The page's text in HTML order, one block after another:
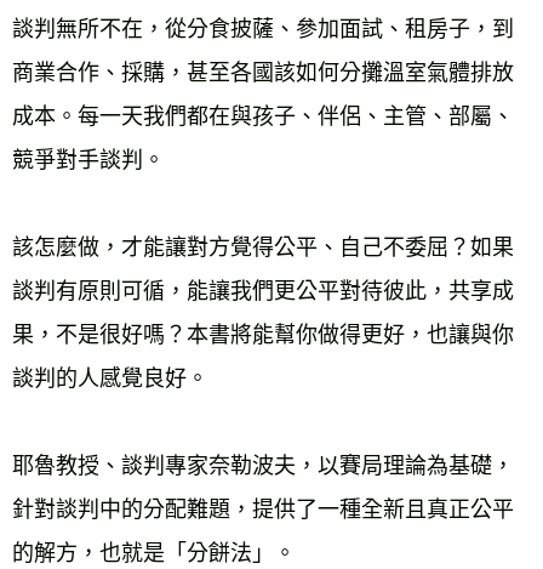
談判無所不在，從分食披薩、參加面試、租房子，到
商業合作、採購，甚至各國該如何分攤溫室氣體排放
成本。每一天我們都在與孩子、伴侶、主管、部屬、
競爭對手談判。
該怎麼做，才能讓對方覺得公平、自己不委屈？如果
談判有原則可循，能讓我們更公平對待彼此，共享成
果，不是很好嗎？本書將能幫你做得更好，也讓與你
談判的人感覺良好。
耶魯教授、談判專家奈勒波夫，以賽局理論為基礎，
針對談判中的分配難題，提供了一種全新且真正公平
的解方，也就是「分餅法」。